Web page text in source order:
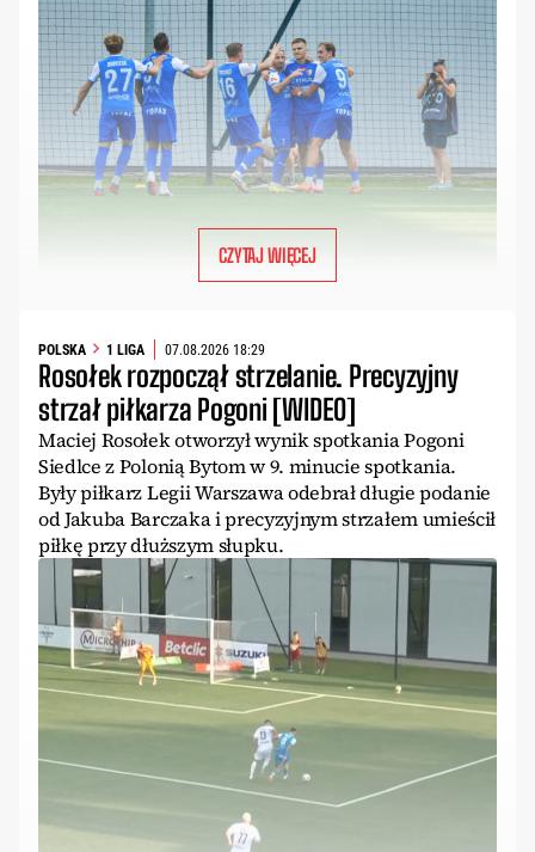
CZYTAJ WIĘCEJ
POLSKA 1 LIGA 07.08.2026 18:29
Rosołek rozpoczął strzelanie. Precyzyjny
strzał piłkarza Pogoni [WIDEO]
Maciej Rosołek otworzył wynik spotkania Pogoni
Siedlce z Polonią Bytom w 9. minucie spotkania.
Były piłkarz Legii Warszawa odebrał długie podanie
od Jakuba Barczaka i precyzyjnym strzałem umieścił
piłkę przy dłuższym słupku.